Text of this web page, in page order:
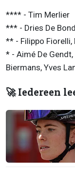
**** - Tim Merlier
*** - Dries De
** - Filippo Fiorelli,
* - Aimé De
Biermans, Yves
🚀 Iedereen